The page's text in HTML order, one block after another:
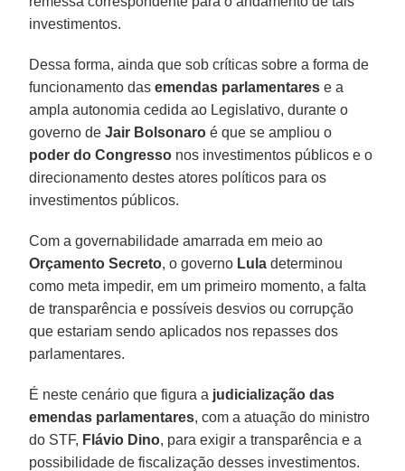
investimentos.
Dessa forma, ainda que sob críticas sobre a forma de
funcionamento dasemendas parlamentares e a
ampla autonomia cedida ao Legislativo, durante o
governo deJair Bolsonaro é que se ampliou o
poder do Congresso nos investimentos públicos e o
direcionamento destes atores políticos para os
investimentos públicos.
Com a governabilidade amarrada em meio ao
Orçamento Secreto, o governo Lula determinou
como meta impedir, em um primeiro momento, a falta
de transparência e possíveis desvios ou corrupção
que estariam sendo aplicados nos repasses dos
parlamentares.
É neste cenário que figura a judicialização das
emendas parlamentares, com a atuação do ministro
do STF, Flávio Dino, para exigir a transparência e a
possibilidade de fiscalização desses investimentos.